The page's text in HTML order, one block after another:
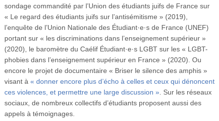
sondage commandité par l’Union des étudiants juifs de France sur
« Le regard des étudiants juifs sur l’antisémitisme » (2019),
l’enquête de l’Union Nationale des Étudiant·e·s de France (UNEF)
portant sur « les discriminations dans l’enseignement supérieur »
(2020), le baromètre du Caélif Étudiant·e·s LGBT sur les « LGBT-
phobies dans l’enseignement supérieur en France » (2020). Ou
encore le projet de documentaire « Briser le silence des amphis »
visant à « donner encore plus d’écho à celles et ceux qui dénoncent
ces violences, et permettre une large discussion ». Sur les réseaux
sociaux, de nombreux collectifs d’étudiants proposent aussi des
appels à témoignages.